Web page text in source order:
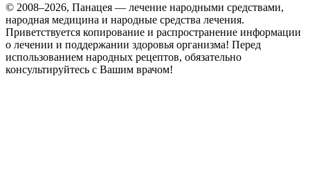
© 2008–2026, Панацея — лечение народными средствами,
народная медицина и народные средства лечения.
Приветствуется копирование и распространение информации
о лечении и поддержании здоровья организма! Перед
использованием народных рецептов, обязательно
консультируйтесь с Вашим врачом!